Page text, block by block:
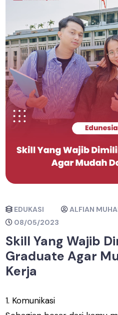
EDUKASI
ALFIAN
08/05/2023
Skill Yang Wajib
Graduate Agar
Kerja
1. Komunikasi